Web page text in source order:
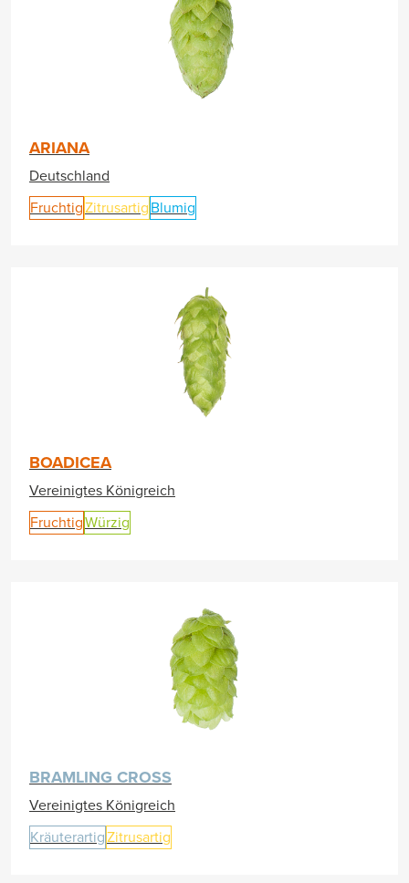
ARIANA
Deutschland
FruchtigZitrusartig Blumig
BOADICEA
Vereinigtes Königreich
FruchtigWürzig
BRAMLING CROSS
Vereinigtes Königreich
KräuterartigZitrusartig